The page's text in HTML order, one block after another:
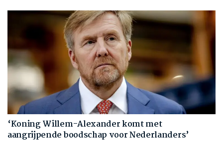
‘Koning Willem-Alexander komt met
aangrijpende boodschap voor Nederlanders’